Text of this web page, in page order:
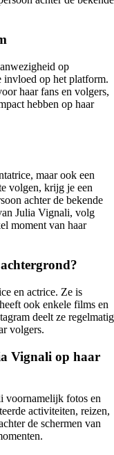
op
invloed op het platform.
haar fans en volgers,
hebben op haar
maar ook een
volgen, krijg je een
achter de bekende
Julia Vignali, volg
moment van haar
en actrice. Ze is
ook enkele films en
deelt ze regelmatig
volgers.
Vignali op haar
voornamelijk fotos en
activiteiten, reizen,
de schermen van